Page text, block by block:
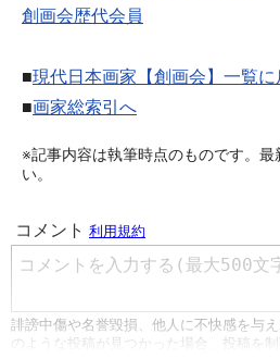
創画会歴代会員
■現代日本画家【創画会】一覧に
■画家総索引へ
※記事内容は執筆時点のものです。最
い。